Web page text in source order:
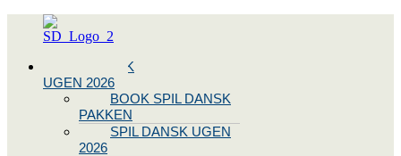
Menu
SPIL DANSK
UGEN 2026
BOOK SPIL DANSK
PAKKEN
SPIL DANSK UGEN
2026